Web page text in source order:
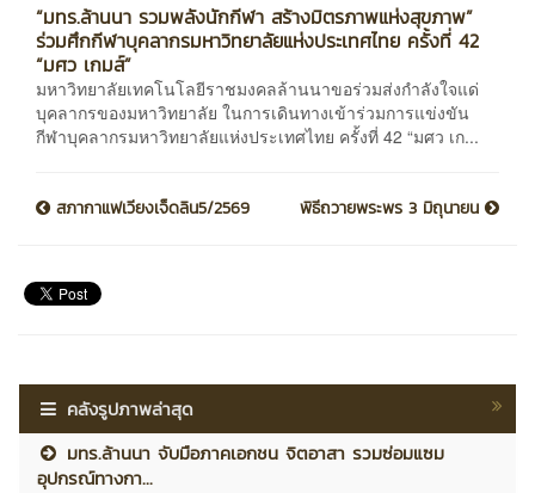
“มทร.ล้านนา รวมพลังนักกีฬา สร้างมิตรภาพแห่งสุขภาพ”
ร่วมศึกกีฬาบุคลากรมหาวิทยาลัยแห่งประเทศไทย ครั้งที่ 42
“มศว เกมส์”
มหาวิทยาลัยเทคโนโลยีราชมงคลล้านนาขอร่วมส่งกำลังใจแด่
บุคลากรของมหาวิทยาลัย ในการเดินทางเข้าร่วมการแข่งขัน
กีฬาบุคลากรมหาวิทยาลัยแห่งประเทศไทย ครั้งที่ 42 “มศว เก...
สภากาแฟเวียงเจ็ดลิน5/2569 พิธีถวายพระพร 3 มิถุนายน
คลังรูปภาพล่าสุด
มทร.ล้านนา จับมือภาคเอกชน จิตอาสา รวมซ่อมแซม
อุปกรณ์ทางกา...